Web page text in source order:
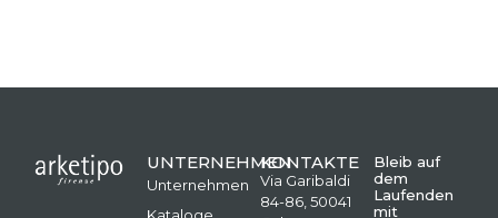
UNTERNEHMEN
Unternehmen
KONTAKTE
Via Garibaldi
84-86, 50041
Bleib auf
dem
Laufenden
mit